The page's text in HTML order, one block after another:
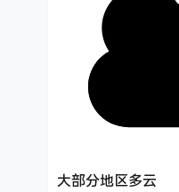
大部分地区多云